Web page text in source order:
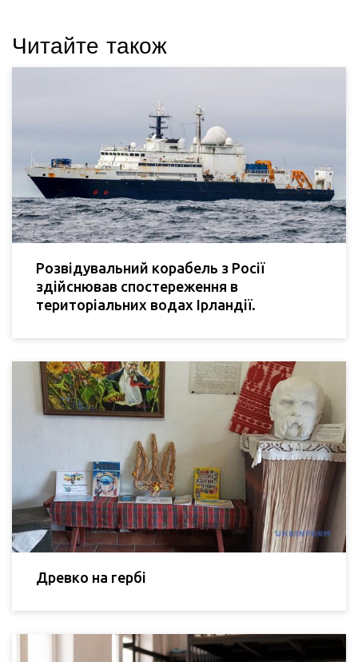
Читайте також
Розвідувальний корабель з Росії
здійснював спостереження в
територіальних водах Ірландії.
Древко на гербі